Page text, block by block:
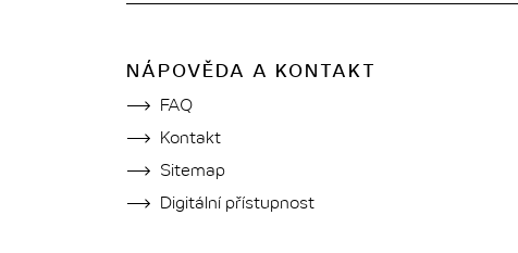
NÁPOVĚDA A KONTAKT
FAQ
Kontakt
Sitemap
Digitální přístupnost